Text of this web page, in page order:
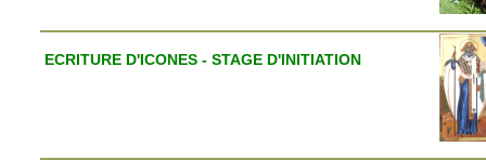
ECRITURE D'ICONES - STAGE D'INITIATION